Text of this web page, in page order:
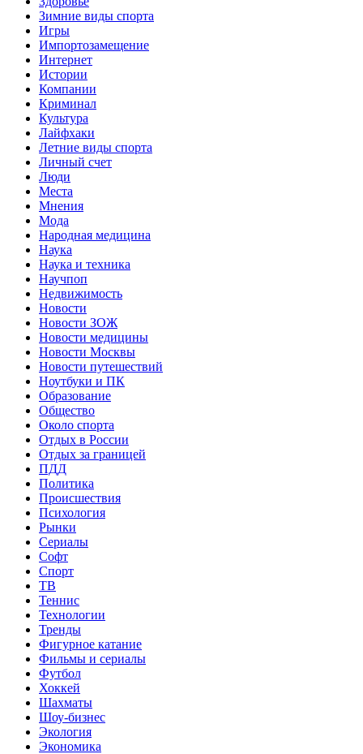
Зимние виды спорта
Игры
Импортозамещение
Интернет
Истории
Компании
Криминал
Культура
Лайфхаки
Летние виды спорта
Личный счет
Люди
Места
Мнения
Мода
Народная медицина
Наука
Наука и техника
Научпоп
Недвижимость
Новости
Новости ЗОЖ
Новости медицины
Новости Москвы
Новости путешествий
Ноутбуки и ПК
Образование
Общество
Около спорта
Отдых в России
Отдых за границей
ПДД
Политика
Происшествия
Психология
Рынки
Сериалы
Софт
Спорт
ТВ
Теннис
Технологии
Тренды
Фигурное катание
Фильмы и сериалы
Футбол
Хоккей
Шахматы
Шоу-бизнес
Экология
Экономика